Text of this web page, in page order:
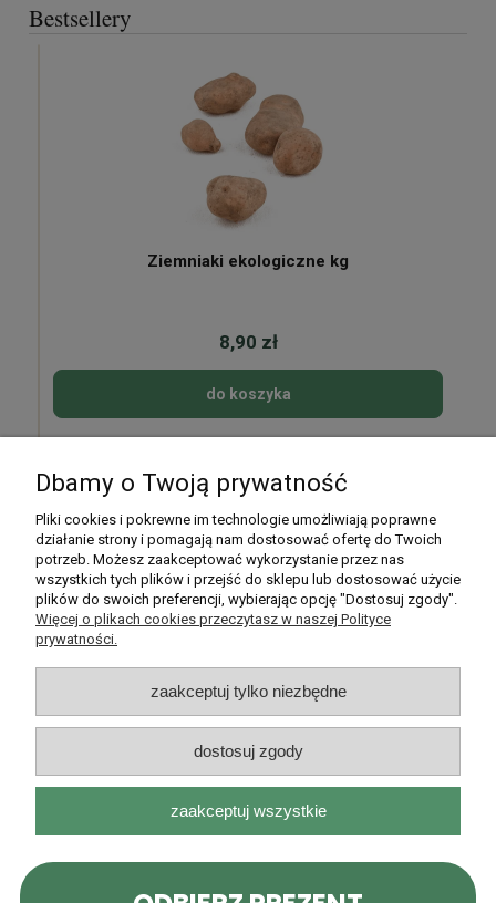
Bestsellery
Ziemniaki ekologiczne kg
8,90 zł
do koszyka
Moje konto
Płatności i dostawa
Informacje
O nas
Rarytasy Dolnośląskie | ul. Olszewskiego 99, 51-638 Wrocław |
kontakt@rarytasydolnoslaskie.pl|537 71 71 71| NIP: 8982036706 |
pokaż pełną wersję strony
Dbamy o Twoją prywatność
Pliki cookies i pokrewne im technologie umożliwiają poprawne
działanie strony i pomagają nam dostosować ofertę do Twoich
potrzeb. Możesz zaakceptować wykorzystanie przez nas
wszystkich tych plików i przejść do sklepu lub dostosować użycie
plików do swoich preferencji, wybierając opcję "Dostosuj zgody".
Więcej o plikach cookies przeczytasz w naszej Polityce
prywatności.
zaakceptuj tylko niezbędne
dostosuj zgody
zaakceptuj wszystkie